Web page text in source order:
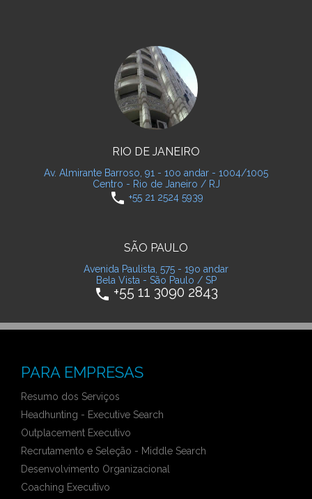
RIO DE JANEIRO
Av. Almirante Barroso, 91 - 10o andar - 1004/1005
Centro - Rio de Janeiro / RJ
phone +55 21 2524 5939
SÃO PAULO
Avenida Paulista, 575 - 19o andar
Bela Vista - São Paulo / SP
phone +55 11 3090 2843
PARA EMPRESAS
Resumo dos Serviços
Headhunting - Executive Search
Outplacement Executivo
Recrutamento e Seleção - Middle Search
Desenvolvimento Organizacional
Coaching Executivo